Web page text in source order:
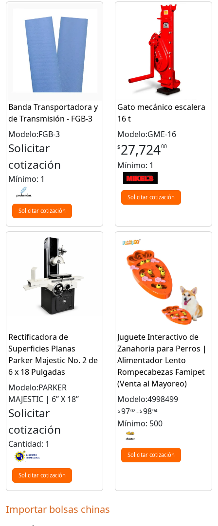
Banda Transportadora y
de Transmisión - FGB-3
Modelo:FGB-3
Solicitar
cotización
Mínimo: 1
Solicitar cotización
Gato mecánico escalera
16 t
Modelo:GME-16
$27,72400
Mínimo: 1
Solicitar cotización
Rectificadora de
Superficies Planas
Parker Majestic No. 2 de
6 x 18 Pulgadas
Modelo:PARKER
MAJESTIC | 6’’ X 18’’
Solicitar
cotización
Cantidad: 1
Solicitar cotización
Juguete Interactivo de
Zanahoria para Perros |
Alimentador Lento
Rompecabezas Famipet
(Venta al Mayoreo)
Modelo:4998499
$9702-$9894
Mínimo: 500
Solicitar cotización
Importar bolsas chinas